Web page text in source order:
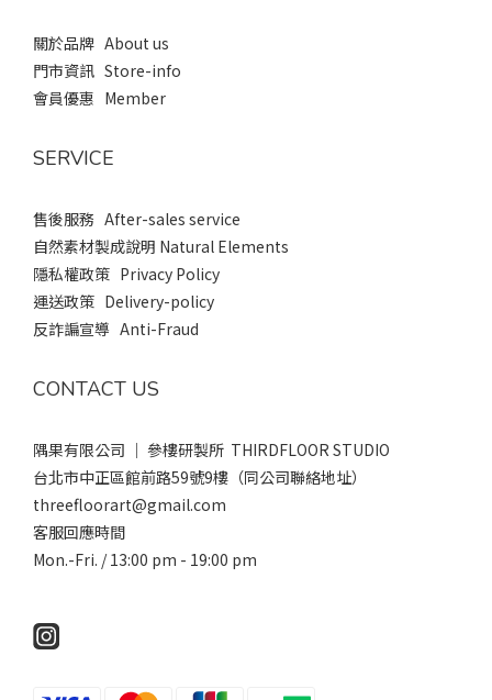
關於品牌 About us
門市資訊 Store-info
會員優惠 Member
SERVICE
售後服務 After-sales service
自然素材製成說明 Natural Elements
隱私權政策 Privacy Policy
運送政策 Delivery-policy
反詐諞宣導 Anti-Fraud
CONTACT US
隅果有限公司 ｜ 參樓研製所 THIRDFLOOR STUDIO
台北市中正區館前路59號9樓（同公司聯絡地址）
threefloorart@gmail.com
客服回應時間
Mon.-Fri. / 13:00 pm - 19:00 pm